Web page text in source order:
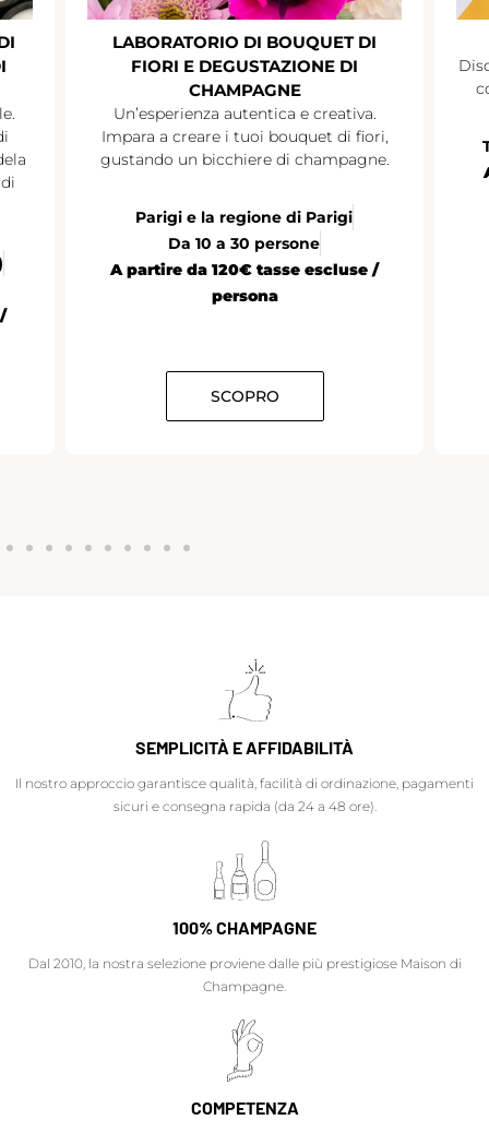
LABORATORIO DI BOUQUET DI
FIORI E DEGUSTAZIONE DI
CHAMPAGNE
Un’esperienza autentica e creativa.
Impara a creare i tuoi bouquet di fiori,
gustando un bicchiere di champagne.
Parigi e la regione di Parigi
Da 10 a 30 persone
A partire da 120€ tasse escluse /
persona
SCOPRO
SEMPLICITÀ E AFFIDABILITÀ
Il nostro approccio garantisce qualità, facilità di ordinazione, pagamenti
sicuri e consegna rapida (da 24 a 48 ore).
100% CHAMPAGNE
Dal 2010, la nostra selezione proviene dalle più prestigiose Maison di
Champagne.
COMPETENZA